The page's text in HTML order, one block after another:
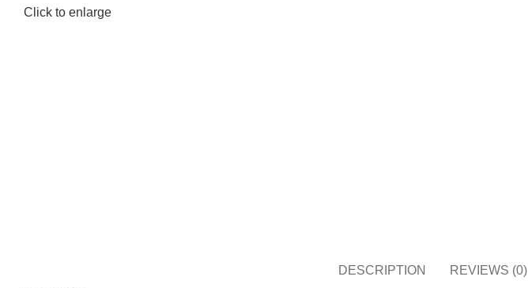
Click to enlarge
DESCRIPTION
REVIEWS (0)